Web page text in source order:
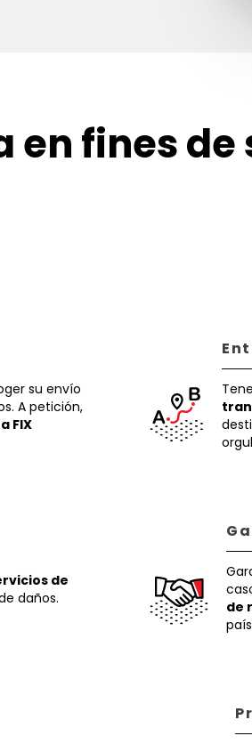
fines
su envío
A petición,
FIX
de
daños.
de